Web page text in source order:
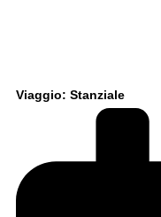
Viaggio: Stanziale